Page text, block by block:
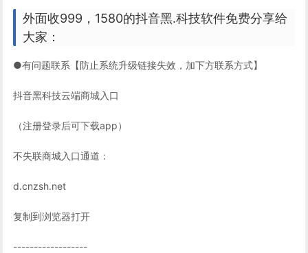
外面收999，1580的抖音黑.科技软件免费分享给
大家：
●有问题联系【防止系统升级链接失效，加下方联系方式】
抖音黑科技云端商城入口
（注册登录后可下载app）
不失联商城入口通道：
d.cnzsh.net
复制到浏览器打开
------------------